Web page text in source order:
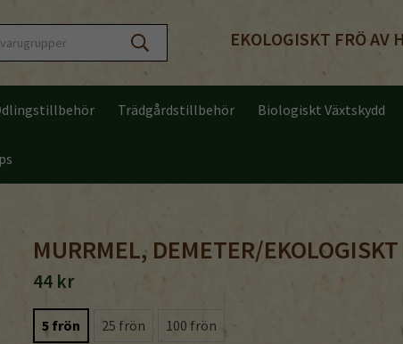
EKOLOGISKT FRÖ AV
Trädgårdstillbehör Biologiskt Växtskydd
MURRMEL, DEMETER/EKOLOGISKT
44 kr
5 frön 25 frön 100 frön